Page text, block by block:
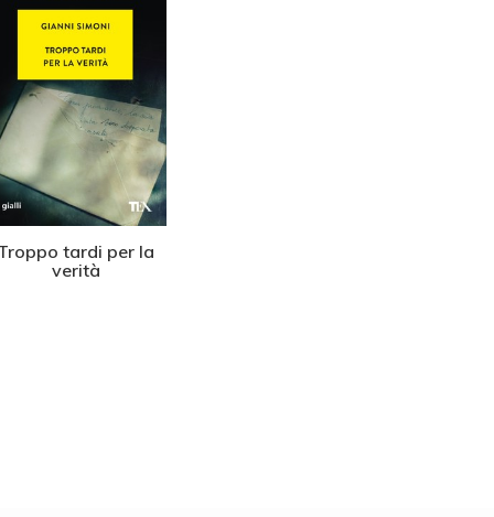
tardi per la
verità